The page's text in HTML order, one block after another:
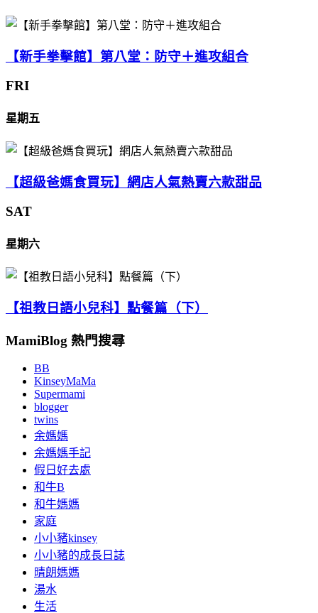
【新手拳擊館】第八堂：防守＋進攻組合
FRI
星期五
【超級爸媽食買玩】網店人氣熱賣六款甜品
SAT
星期六
【祖教日語小兒科】點餐篇（下）
MamiBlog 熱門搜尋
BB
KinseyMaMa
Supermami
blogger
twins
余媽媽
余媽媽手記
假日好去處
和牛B
和牛媽媽
家庭
小小豬kinsey
小小豬的成長日誌
晴朗媽媽
湯水
生活